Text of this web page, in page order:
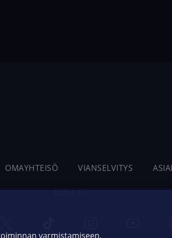
OMAYHTEISÖ VIANSELVITYS
ELISA.FI
varmistamiseen,